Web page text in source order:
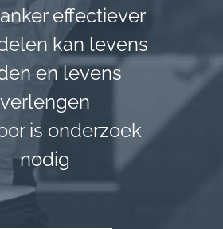
effectiever
kan levens
en levens
verlengen
is onderzoek
nodig